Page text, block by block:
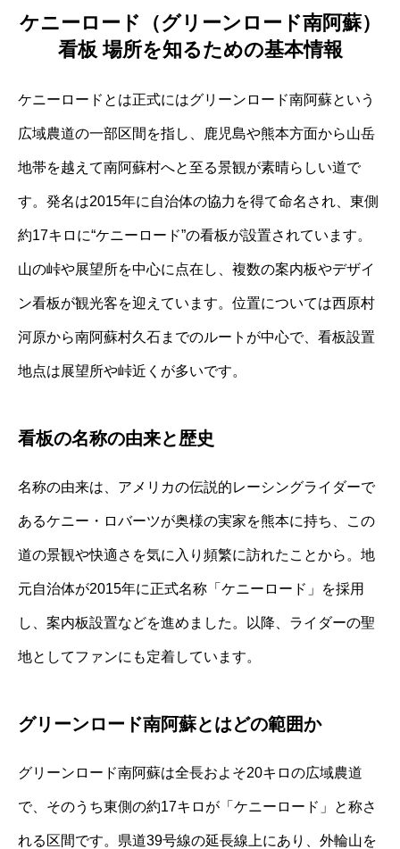
ケニーロード（グリーンロード南阿蘇）
看板 場所を知るための基本情報
ケニーロードとは正式にはグリーンロード南阿蘇という
広域農道の一部区間を指し、鹿児島や熊本方面から山岳
地帯を越えて南阿蘇村へと至る景観が素晴らしい道で
す。発名は2015年に自治体の協力を得て命名され、東側
約17キロに“ケニーロード”の看板が設置されています。
山の峠や展望所を中心に点在し、複数の案内板やデザイ
ン看板が観光客を迎えています。位置については西原村
河原から南阿蘇村久石までのルートが中心で、看板設置
地点は展望所や峠近くが多いです。
看板の名称の由来と歴史
名称の由来は、アメリカの伝説的レーシングライダーで
あるケニー・ロバーツが奥様の実家を熊本に持ち、この
道の景観や快適さを気に入り頻繁に訪れたことから。地
元自治体が2015年に正式名称「ケニーロード」を採用
し、案内板設置などを進めました。以降、ライダーの聖
地としてファンにも定着しています。
グリーンロード南阿蘇とはどの範囲か
グリーンロード南阿蘇は全長およそ20キロの広域農道
で、そのうち東側の約17キロが「ケニーロード」と称さ
れる区間です。県道39号線の延長線上にあり、外輪山を